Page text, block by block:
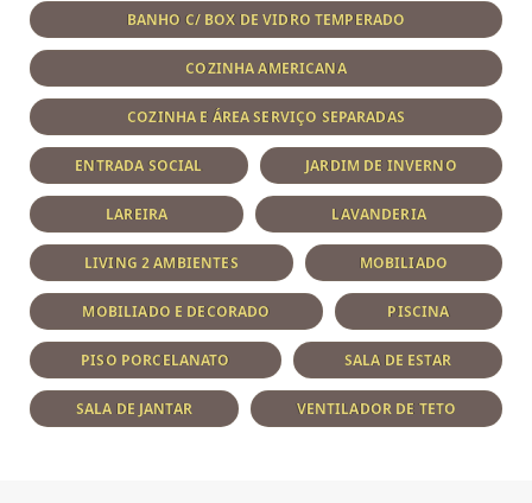
BANHO C/ BOX DE VIDRO TEMPERADO
COZINHA AMERICANA
COZINHA E ÁREA SERVIÇO SEPARADAS
ENTRADA SOCIAL JARDIM DE INVERNO
LAREIRA LAVANDERIA
LIVING 2 AMBIENTES MOBILIADO
MOBILIADO E DECORADO PISCINA
PISO PORCELANATO SALA DE ESTAR
SALA DE JANTAR VENTILADOR DE TETO